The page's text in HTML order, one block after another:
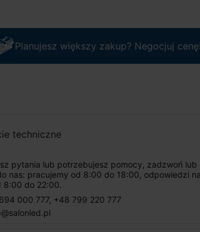
Planujesz większy zakup? Negocjuj cenę!
techniczne
pytania lub potrzebujesz pomocy, zadzwoń lub
nas: pracujemy od 8:00 do 18:00, odpowiedzi
8:00 do 22:00.
000 777, +48 799 220 777